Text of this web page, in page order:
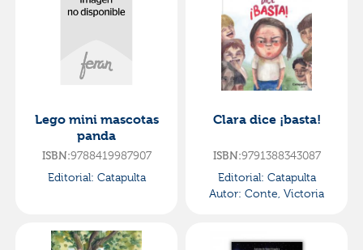
Lego mini mascotas
panda
ISBN:9788419987907
Editorial: Catapulta
Clara dice ¡basta!
ISBN:9791388343087
Editorial: Catapulta
Autor: Conte, Victoria